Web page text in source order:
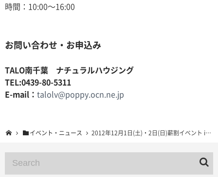
時間：10:00〜16:00
お問い合わせ・お申込み
TALO南千葉 ナチュラルハウジング
TEL:0439-80-5311
E-mail： talolv@poppy.ocn.ne.jp
イベント・ニュース 2012年12月1日(土)・2日(日)薪割イベント in TALOログビレッジ